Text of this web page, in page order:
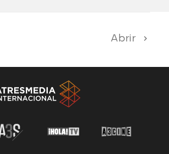
Abrir
El Hormiguero
Pasapalabra